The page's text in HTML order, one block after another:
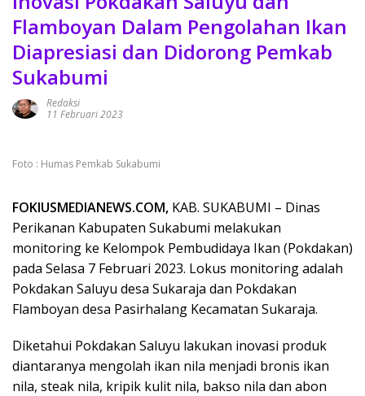
Flamboyan Dalam Pengolahan Ikan
Diapresiasi dan Didorong Pemkab
Sukabumi
Redaksi
11 Februari 2023
Foto : Humas Pemkab Sukabumi
FOKIUSMEDIANEWS.COM, KAB. SUKABUMI – Dinas
Perikanan Kabupaten Sukabumi melakukan
monitoring ke Kelompok Pembudidaya Ikan (Pokdakan)
pada Selasa 7 Februari 2023. Lokus monitoring adalah
Pokdakan Saluyu desa Sukaraja dan Pokdakan
Flamboyan desa Pasirhalang Kecamatan Sukaraja.
Diketahui Pokdakan Saluyu lakukan inovasi produk
diantaranya mengolah ikan nila menjadi bronis ikan
nila, steak nila, kripik kulit nila, bakso nila dan abon